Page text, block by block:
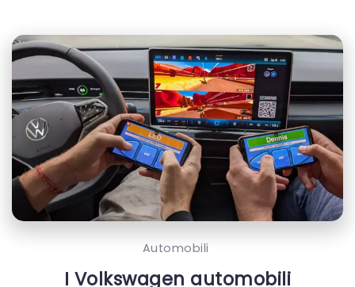
Automobili
I Volkswagen automobili